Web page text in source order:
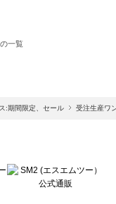
一覧
モス）の一覧
:期間限定、セール 受注生産ワ